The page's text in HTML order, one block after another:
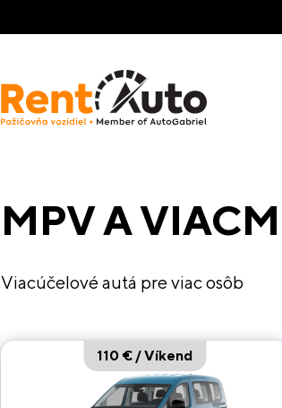
MPV A
Viacúčelové autá pre viac osôb
110 € / Víkend